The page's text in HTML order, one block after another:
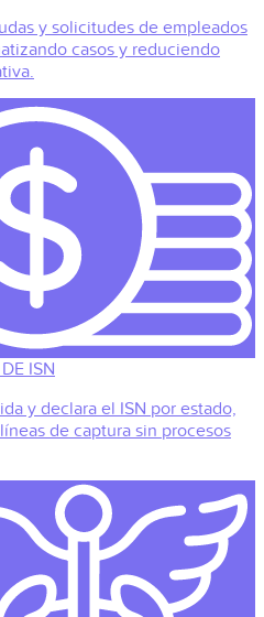
y solicitudes de empleados
casos y reduciendo
ISN
y declara el ISN por estado,
de captura sin procesos